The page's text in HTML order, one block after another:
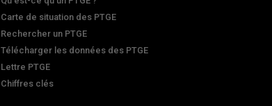
Carte de situation des PTGE
Rechercher un PTGE
Télécharger les données des PTGE
Lettre PTGE
Chiffres clés